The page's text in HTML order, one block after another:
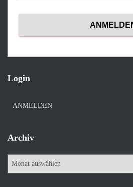
Login
ANMELDEN
Archiv
A